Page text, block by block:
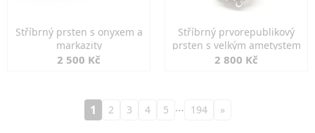
Stříbrný prsten s onyxem a
markazity
2 500 Kč
Stříbrný prvorepublikový
prsten s velkým ametystem
2 800 Kč
1 2 3 4 5 … 194 »